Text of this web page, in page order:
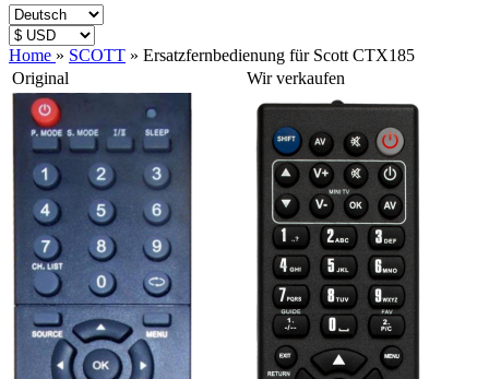
Home » SCOTT » Ersatzfernbedienung für Scott CTX185
Original
Wir verkaufen